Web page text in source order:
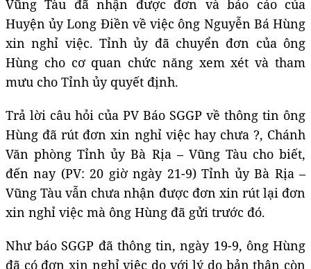
Vũng Tàu đã nhận được đơn và báo cáo của
Huyện ủy Long Điền về việc ông Nguyễn Bá Hùng
xin nghỉ việc. Tỉnh ủy đã chuyển đơn của ông
Hùng cho cơ quan chức năng xem xét và tham
mưu cho Tỉnh ủy quyết định.
Trả lời câu hỏi của PV Báo SGGP về thông tin ông
Hùng đã rút đơn xin nghỉ việc hay chưa ?, Chánh
Văn phòng Tỉnh ủy Bà Rịa – Vũng Tàu cho biết,
đến nay (PV: 20 giờ ngày 21-9) Tỉnh ủy Bà Rịa –
Vũng Tàu vẫn chưa nhận được đơn xin rút lại đơn
xin nghỉ việc mà ông Hùng đã gửi trước đó.
Như báo SGGP đã thông tin, ngày 19-9, ông Hùng
đã có đơn xin nghỉ việc do với lý do bản thân còn